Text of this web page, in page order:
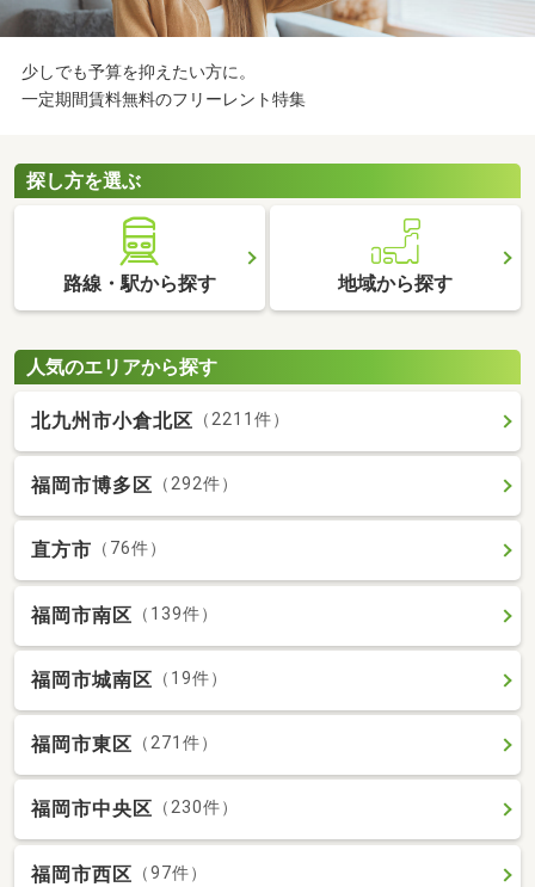
少しでも予算を抑えたい方に。
一定期間賃料無料のフリーレント特集
探し方を選ぶ
路線・駅から探す 地域から探す
人気のエリアから探す
北九州市小倉北区 （2211件）
福岡市博多区 （292件）
直方市 （76件）
福岡市南区 （139件）
福岡市城南区 （19件）
福岡市東区 （271件）
福岡市中央区 （230件）
福岡市西区 （97件）